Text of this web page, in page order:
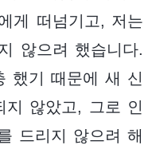
게 떠넘기고, 저는
않으려 했습니다.
했기 때문에 새 신
지 않았고, 그로 인
드리지 않으려 해